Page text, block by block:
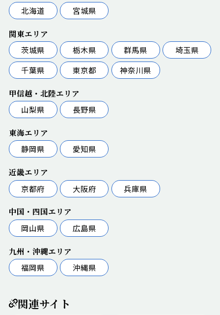
北海道
宮城県
関東エリア
茨城県
栃木県 群馬県
埼玉県
千葉県
東京都 神奈川県
甲信越・北陸エリア
山梨県
長野県
東海エリア
静岡県
愛知県
近畿エリア
京都府
大阪府 兵庫県
中国・四国エリア
岡山県
広島県
九州・沖縄エリア
福岡県
沖縄県
関連サイト